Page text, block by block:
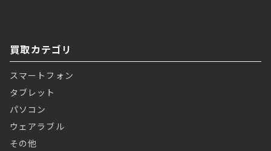
買取カテゴリ
スマートフォン
タブレット
パソコン
ウェアラブル
その他